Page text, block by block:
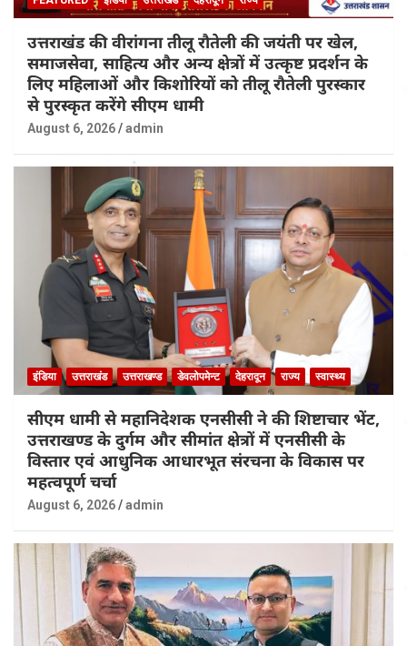
उत्तराखंड की वीरांगना तीलू रौतेली की जयंती पर खेल,
समाजसेवा, साहित्य और अन्य क्षेत्रों में उत्कृष्ट प्रदर्शन के
लिए महिलाओं और किशोरियों को तीलू रौतेली पुरस्कार
से पुरस्कृत करेंगे सीएम धामी
August 6, 2026 admin
इंडिया उत्तराखंड उत्तराखण्ड डेवलोपमेन्ट देहरादून राज्य स्वास्थ्य
सीएम धामी से महानिदेशक एनसीसी ने की शिष्टाचार भेंट,
उत्तराखण्ड के दुर्गम और सीमांत क्षेत्रों में एनसीसी के
विस्तार एवं आधुनिक आधारभूत संरचना के विकास पर
महत्वपूर्ण चर्चा
August 6, 2026 admin